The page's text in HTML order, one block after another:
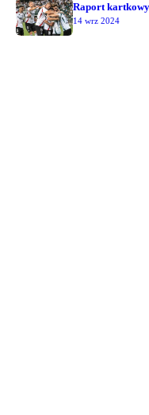
Raport
14 wrz 2024